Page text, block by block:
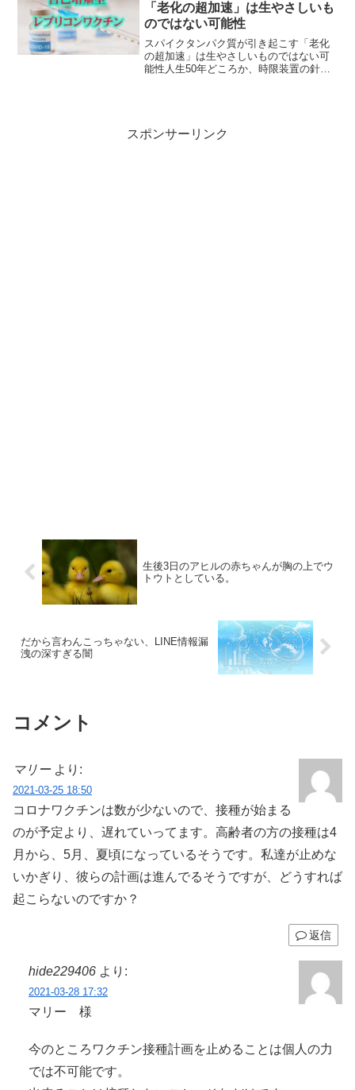
「老化の超加速」は生やさしいも
のではない可能性
スパイクタンパク質が引き起こす「老化
の超加速」は生やさしいものではない可
能性人生50年どころか、時限装置の針は
スポンサーリンク
生後3日のアヒルの赤ちゃんが胸の上でウ
トウトとしている。
だから言わんこっちゃない、LINE情報漏
洩の深すぎる闇
コメント
マリー より:
2021-03-25 18:50
コロナワクチンは数が少ないので、接種が始まる
のが予定より、遅れていってます。高齢者の方の接種は4
月から、5月、夏頃になっているそうです。私達が止めな
いかぎり、彼らの計画は進んでるそうですが、どうすれば
起こらないのですか？
返信
hide229406 より:
2021-03-28 17:32
マリー 様
今のところワクチン接種計画を止めることは個人の力
では不可能です。